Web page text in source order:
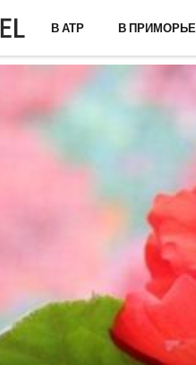
В АТР В ПРИМОРЬЕ